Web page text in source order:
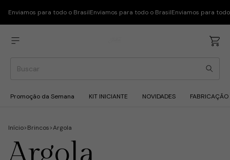
Enviamos para todo o BrasilEnviamos para todo o BrasilEnviamos para
Promoção da Semana KIT INICIANTE NOVIDADES FABRICAÇÃO
Início>Brincos>Argola